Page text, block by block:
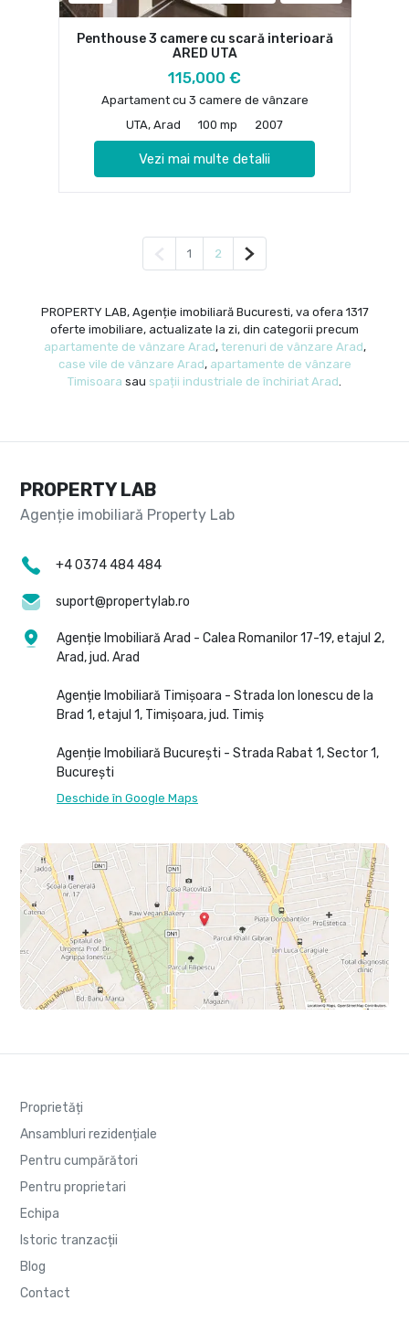
Penthouse 3 camere cu scară interioară
ARED UTA
115,000 €
Apartament cu 3 camere de vânzare
UTA, Arad
100 mp 2007
Vezi mai multe detalii
Pagina anterioară
1 2 Pagina următoare
PROPERTY LAB, Agenție imobiliară Bucuresti, va ofera 1317
oferte imobiliare, actualizate la zi, din categorii precum
apartamente de vânzare Arad, terenuri de vânzare Arad,
case vile de vânzare Arad, apartamente de vânzare
Timisoara sau spații industriale de închiriat Arad
PROPERTY LAB
+4 0374 484 484
suport@propertylab.ro
Agenție Imobiliară Arad - Calea Romanilor 17-19, etajul 2,
Arad, jud. Arad
Agenție Imobiliară Timișoara - Strada Ion Ionescu de la
Brad 1, etajul 1, Timișoara, jud. Timiș
Agenție Imobiliară București - Strada Rabat 1, Sector 1,
București
Deschide în Google Maps
Proprietăți
Ansambluri rezidențiale
Pentru cumpărători
Pentru proprietari
Echipa
Istoric tranzacții
Blog
Contact